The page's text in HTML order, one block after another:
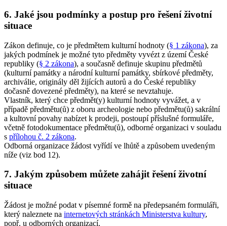
6. Jaké jsou podmínky a postup pro řešení životní
situace
Zákon definuje, co je předmětem kulturní hodnoty (§ 1 zákona), za
jakých podmínek je možné tyto předměty vyvézt z území České
republiky (§ 2 zákona), a současně definuje skupinu předmětů
(kulturní památky a národní kulturní památky, sbírkové předměty,
archiválie, originály děl žijících autorů a do České republiky
dočasně dovezené předměty), na které se nevztahuje.
Vlastník, který chce předmět(y) kulturní hodnoty vyvážet, a v
případě předmětu(ů) z oboru archeologie nebo předmětu(ů) sakrální
a kultovní povahy nabízet k prodeji, postoupí příslušné formuláře,
včetně fotodokumentace předmětu(ů), odborné organizaci v souladu
s přílohou č. 2 zákona.
Odborná organizace žádost vyřídí ve lhůtě a způsobem uvedeným
níže (viz bod 12).
7. Jakým způsobem můžete zahájit řešení životní
situace
Žádost je možné podat v písemné formě na předepsaném formuláři,
který naleznete na internetových stránkách Ministerstva kultury,
popř. u odborných organizací.